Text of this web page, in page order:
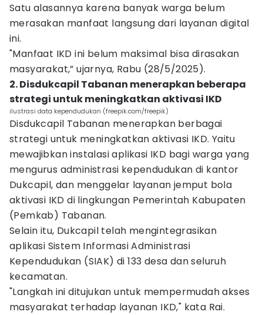
Satu alasannya karena banyak warga belum
merasakan manfaat langsung dari layanan digital
ini.
"Manfaat IKD ini belum maksimal bisa dirasakan
masyarakat,” ujarnya, Rabu (28/5/2025).
2. Disdukcapil Tabanan menerapkan beberapa
strategi untuk meningkatkan aktivasi IKD
ilustrasi data kependudukan (freepik.com/freepik)
Disdukcapil Tabanan menerapkan berbagai
strategi untuk meningkatkan aktivasi IKD. Yaitu
mewajibkan instalasi aplikasi IKD bagi warga yang
mengurus administrasi kependudukan di kantor
Dukcapil, dan menggelar layanan jemput bola
aktivasi IKD di lingkungan Pemerintah Kabupaten
(Pemkab) Tabanan.
Selain itu, Dukcapil telah mengintegrasikan
aplikasi Sistem Informasi Administrasi
Kependudukan (SIAK) di 133 desa dan seluruh
kecamatan.
"Langkah ini ditujukan untuk mempermudah akses
masyarakat terhadap layanan IKD," kata Rai.